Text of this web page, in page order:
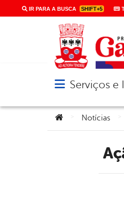
IR PARA A BUSCA SHIFT+5
Abrir menu
Serviços e
Você está aqui:
Notícias